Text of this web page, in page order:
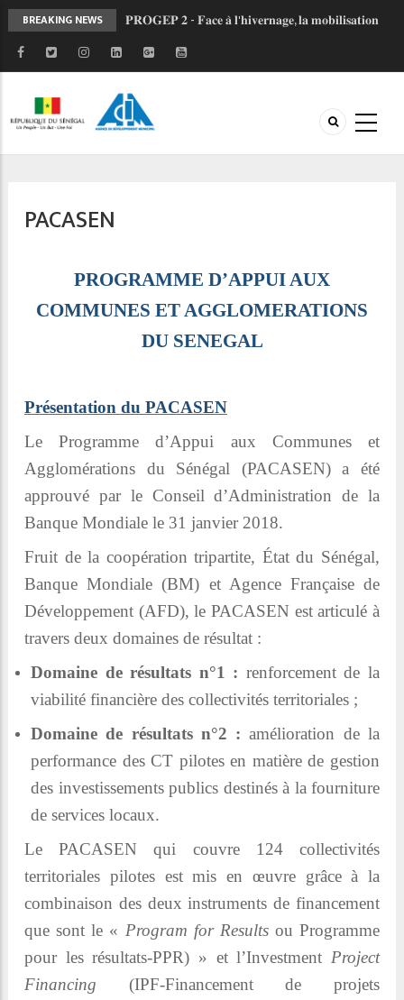
BREAKING NEWS
𝐏𝐑𝐎𝐆𝐄𝐏 𝟐 - 𝐅𝐚𝐜𝐞 𝐚̀ 𝐥'𝐡𝐢𝐯𝐞𝐫𝐧𝐚𝐠𝐞, 𝐥𝐚 𝐦𝐨𝐛𝐢𝐥𝐢𝐬𝐚𝐭𝐢𝐨𝐧
𝐜𝐨𝐧𝐭𝐢𝐧𝐮𝐞
𝐉𝐎𝐉 𝐃𝐚𝐤𝐚𝐫 𝟐𝟎𝟐𝟔 : 𝐒𝐚𝐧𝐠𝐚𝐥𝐤𝐚𝐦 𝐬𝐞 𝐦𝐨𝐛𝐢𝐥𝐢𝐬𝐞 𝐚𝐮 𝐜𝐨𝐭𝐞́
𝐑𝐄𝐓𝐎𝐔𝐑 𝐄𝐍 𝐈𝐌𝐀𝐆𝐄𝐒 𝐏𝐑𝐎𝐆𝐄𝐏 𝐈𝐈 : 𝐥𝐞 𝐂𝐨𝐦𝐢𝐭𝐞́
𝐓𝐞𝐜𝐡𝐧𝐢𝐪𝐮𝐞 𝐫𝐞𝐧𝐟𝐨𝐫𝐜𝐞 𝐥𝐚 𝐜𝐨𝐨𝐫𝐝𝐢𝐧𝐚𝐭𝐢𝐨𝐧 𝐝𝐞𝐬 𝐚𝐜𝐭𝐞𝐮𝐫𝐬
𝐅𝐨𝐫𝐞̂𝐭 𝐜𝐥𝐚𝐬𝐬𝐞́𝐞 𝐝𝐞 𝐌𝐛𝐚𝐨 : 𝐮𝐧𝐞 𝐦𝐨𝐛𝐢𝐥𝐢𝐬𝐚𝐭𝐢𝐨𝐧 𝐜𝐨𝐥𝐥𝐞𝐜𝐭𝐢𝐯𝐞
PACASEN
PROGRAMME D’APPUI AUX
COMMUNES ET AGGLOMERATIONS
DU SENEGAL
Présentation du PACASEN
Le Programme d’Appui aux Communes et
Agglomérations du Sénégal (PACASEN) a été
approuvé par le Conseil d’Administration de la
Banque Mondiale le 31 janvier 2018.
Fruit de la coopération tripartite, État du Sénégal,
Banque Mondiale (BM) et Agence Française de
Développement (AFD), le PACASEN est articulé à
travers deux domaines de résultat :
Domaine de résultats n°1 : renforcement de la
viabilité financière des collectivités territoriales ;
Domaine de résultats n°2 : amélioration de la
performance des CT pilotes en matière de gestion
des investissements publics destinés à la fourniture
de services locaux.
Le PACASEN qui couvre 124 collectivités
territoriales pilotes est mis en œuvre grâce à la
combinaison des deux instruments de financement
que sont le « Program for Resultsou Programme
pour les résultats-PPR) » et l’Investment Project
Financing (IPF-Financement de projets